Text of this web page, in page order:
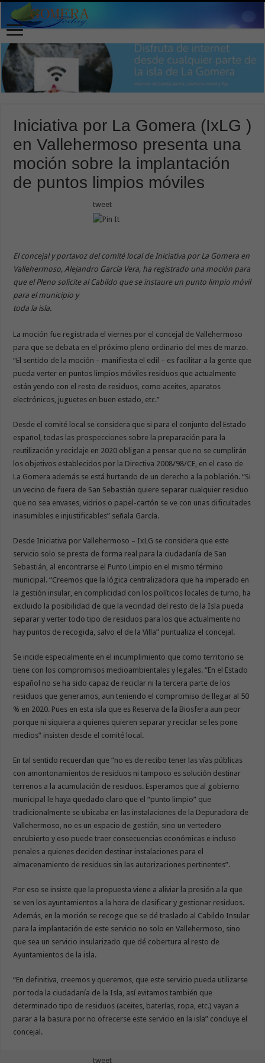
Iniciativa por La Gomera (IxLG )
en Vallehermoso presenta una
moción sobre la implantación
de puntos limpios móviles
tweet
El concejal y portavoz del comité local de Iniciativa por La Gomera en
Vallehermoso, Alejandro García Vera, ha registrado una moción para
que el Pleno solicite al Cabildo que se instaure un punto limpio móvil
para el municipio y
toda la isla.
La moción fue registrada el viernes por el concejal de Vallehermoso
para que se debata en el próximo pleno ordinario del mes de marzo.
“El sentido de la moción – manifiesta el edil – es facilitar a la gente que
pueda verter en puntos limpios móviles residuos que actualmente
están yendo con el resto de residuos, como aceites, aparatos
electrónicos, juguetes en buen estado, etc.”
Desde el comité local se considera que si para el conjunto del Estado
español, todas las prospecciones sobre la preparación para la
reutilización y reciclaje en 2020 obligan a pensar que no se cumplirán
los objetivos establecidos por la Directiva 2008/98/CE, en el caso de
La Gomera además se está hurtando de un derecho a la población. “Si
un vecino de fuera de San Sebastián quiere separar cualquier residuo
que no sea envases, vidrios o papel-cartón se ve con unas dificultades
inasumibles e injustificables” señala García.
Desde Iniciativa por Vallehermoso – IxLG se considera que este
servicio solo se presta de forma real para la ciudadanía de San
Sebastián, al encontrarse el Punto Limpio en el mismo término
municipal. “Creemos que la lógica centralizadora que ha imperado en
la gestión insular, en complicidad con los políticos locales de turno, ha
excluido la posibilidad de que la vecindad del resto de la Isla pueda
separar y verter todo tipo de residuos para los que actualmente no
hay puntos de recogida, salvo el de la Villa” puntualiza el concejal.
Se incide especialmente en el incumplimiento que como territorio se
tiene con los compromisos medioambientales y legales. “En el Estado
español no se ha sido capaz de reciclar ni la tercera parte de los
residuos que generamos, aun teniendo el compromiso de llegar al 50
% en 2020. Pues en esta isla que es Reserva de la Biosfera aun peor
porque ni siquiera a quienes quieren separar y reciclar se les pone
medios” insisten desde el comité local.
En tal sentido recuerdan que “no es de recibo tener las vías públicas
con amontonamientos de residuos ni tampoco es solución destinar
terrenos a la acumulación de residuos. Esperamos que al gobierno
municipal le haya quedado claro que el “punto limpio” que
tradicionalmente se ubicaba en las instalaciones de la Depuradora de
Vallehermoso, no es un espacio de gestión, sino un vertedero
encubierto y eso puede traer consecuencias económicas e incluso
penales a quienes deciden destinar instalaciones para el
almacenamiento de residuos sin las autorizaciones pertinentes”.
Por eso se insiste que la propuesta viene a aliviar la presión a la que
se ven los ayuntamientos a la hora de clasificar y gestionar residuos.
Además, en la moción se recoge que se dé traslado al Cabildo Insular
para la implantación de este servicio no solo en Vallehermoso, sino
que sea un servicio insularizado que dé cobertura al resto de
Ayuntamientos de la isla.
“En definitiva, creemos y queremos, que este servicio pueda utilizarse
por toda la ciudadanía de la Isla, así evitamos también que
determinado tipo de residuos (aceites, baterías, ropa, etc.) vayan a
parar a la basura por no ofrecerse este servicio en la isla” concluye el
concejal.
tweet